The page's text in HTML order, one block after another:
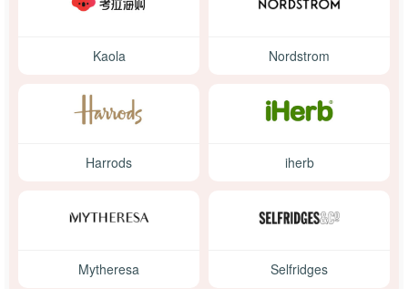
Kaola Nordstrom
Harrods iherb
Mytheresa Selfridges